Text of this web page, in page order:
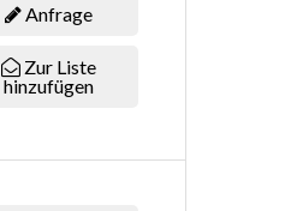
Anfrage
Zur Liste
hinzufügen